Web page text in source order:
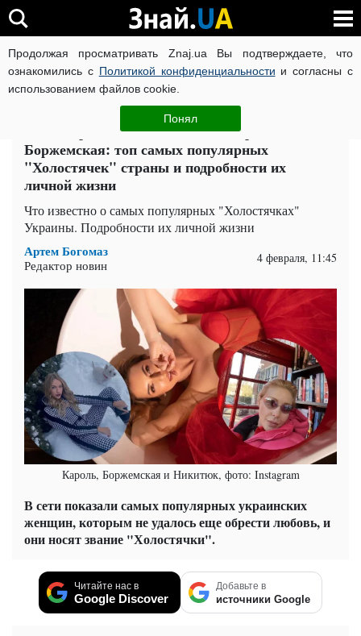
Продолжая просматривать Znaj.ua Вы подтверждаете, что
ознакомились с Политикой конфиденциальности и согласны с
использованием файлов cookie.
Понял
ВОЙНА РОССИИ ПРОТИВ УКРАИНЫ КОРОНАВИРУС В
ЧИТАТИ УКРАЇНСЬКОЮ
Тина Кароль, Леся Никитюк, Марина
Боржемская: топ самых популярных
"Холостячек" страны и подробности их
личной жизни
Что известно о самых популярных "Холостячках"
Украины. Подробности их личной жизни
Артем Богомаз
Редактор новин 4 февраля, 11:45
Кароль, Боржемская и Никитюк, фото: Instagram
В сети показали самых популярных украинских
женщин, которым не удалось еще обрести любовь, и
они носят звание "Холостячки".
Читайте нас в
Google Discover
Добавьте в
источники Google